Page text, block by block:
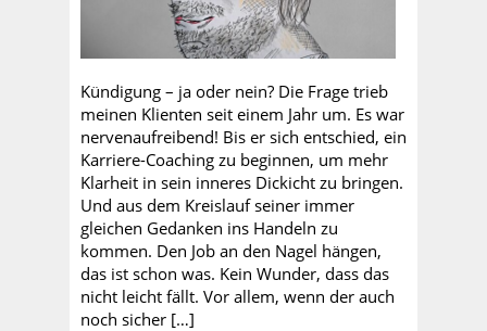
Kündigung – ja oder nein? Die Frage trieb
meinen Klienten seit einem Jahr um. Es war
nervenaufreibend! Bis er sich entschied, ein
Karriere-Coaching zu beginnen, um mehr
Klarheit in sein inneres Dickicht zu bringen.
Und aus dem Kreislauf seiner immer
gleichen Gedanken ins Handeln zu
kommen. Den Job an den Nagel hängen,
das ist schon was. Kein Wunder, dass das
nicht leicht fällt. Vor allem, wenn der auch
noch sicher […]